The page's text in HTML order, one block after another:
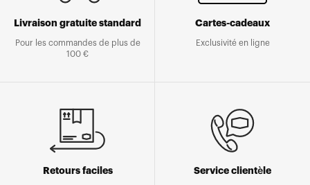
Livraison gratuite standard
Pour les commandes de plus de
100 €
Cartes-cadeaux
Exclusivité en ligne
Retours faciles Service clientèle